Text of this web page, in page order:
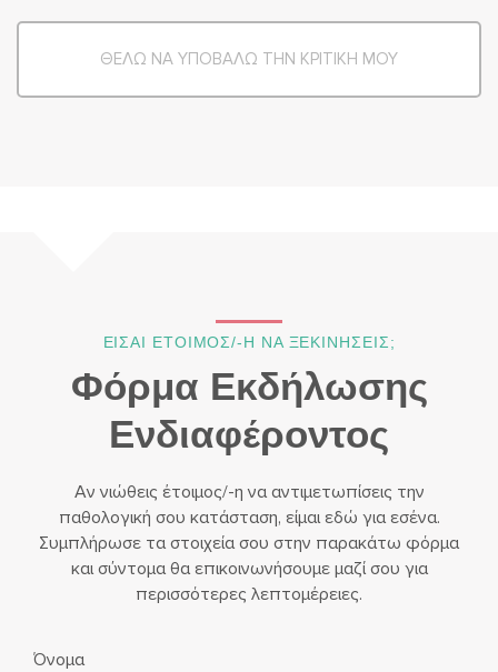
ΘΕΛΩ ΝΑ ΥΠΟΒΑΛΩ ΤΗΝ ΚΡΙΤΙΚΗ ΜΟΥ
ΕΙΣΑΙ ΕΤΟΙΜΟΣ/-Η ΝΑ ΞΕΚΙΝΗΣΕΙΣ;
Φόρμα Εκδήλωσης
Ενδιαφέροντος
Αν νιώθεις έτοιμος/-η να αντιμετωπίσεις την
παθολογική σου κατάσταση, είμαι εδώ για εσένα.
Συμπλήρωσε τα στοιχεία σου στην παρακάτω φόρμα
και σύντομα θα επικοινωνήσουμε μαζί σου για
περισσότερες λεπτομέρειες.
Όνομα